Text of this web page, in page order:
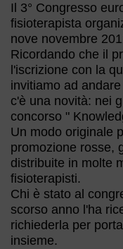
Il 3° Congresso
fisioterapista
nove novembre
Ricordando che il
l'iscrizione con la
invitiamo ad
c'è una novità: nei
concorso "
Un modo originale
promozione rosse,
distribuite in molte
fisioterapisti.
Chi è stato al
scorso anno l'ha
richiederla per
insieme.